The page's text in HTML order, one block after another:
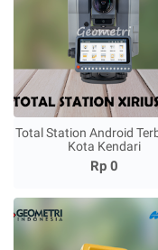
Total Station Android
Kota Kendari
Rp 0